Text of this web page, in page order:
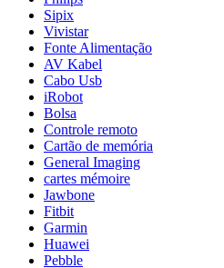
Sipix
Vivistar
Fonte Alimentação
AV Kabel
Cabo Usb
iRobot
Bolsa
Controle remoto
Cartão de memória
General Imaging
cartes mémoire
Jawbone
Fitbit
Garmin
Huawei
Pebble